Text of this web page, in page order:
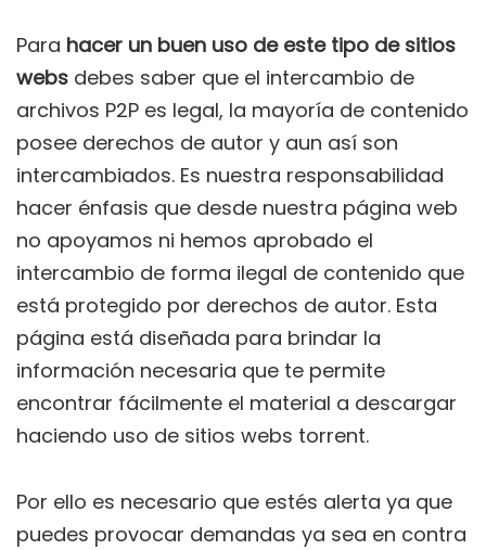
Para hacer un buen uso de este tipo de sitios
webs debes saber que el intercambio de
archivos P2P es legal, la mayoría de contenido
posee derechos de autor y aun así son
intercambiados. Es nuestra responsabilidad
hacer énfasis que desde nuestra página web
no apoyamos ni hemos aprobado el
intercambio de forma ilegal de contenido que
está protegido por derechos de autor. Esta
página está diseñada para brindar la
información necesaria que te permite
encontrar fácilmente el material a descargar
haciendo uso de sitios webs torrent.
Por ello es necesario que estés alerta ya que
puedes provocar demandas ya sea en contra